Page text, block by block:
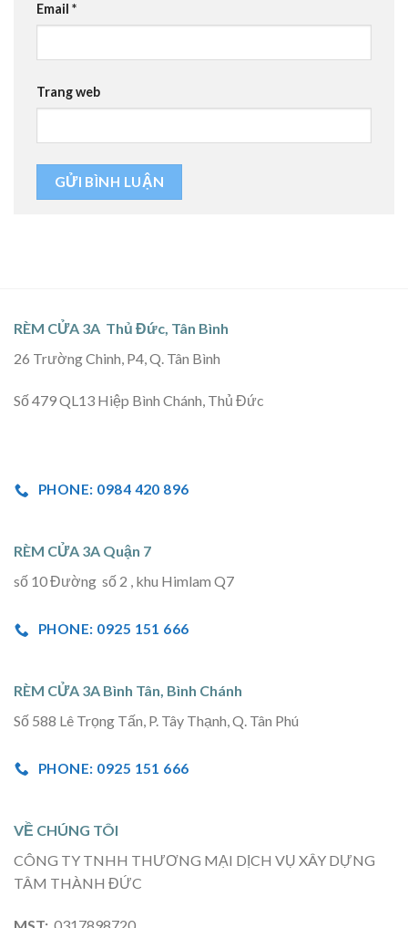
Email *
Trang web
RÈM CỬA 3A Thủ Đức, Tân Bình
26 Trường Chinh, P4, Q. Tân Bình
Số 479 QL13 Hiệp Bình Chánh, Thủ Đức
PHONE: 0984 420 896
RÈM CỬA 3A Quận 7
số 10 Đường số 2 , khu Himlam Q7
PHONE: 0925 151 666
RÈM CỬA 3A Bình Tân, Bình Chánh
Số 588 Lê Trọng Tấn, P. Tây Thạnh, Q. Tân Phú
PHONE: 0925 151 666
VỀ CHÚNG TÔI
CÔNG TY TNHH THƯƠNG MẠI DỊCH VỤ XÂY DỰNG
TÂM THÀNH ĐỨC